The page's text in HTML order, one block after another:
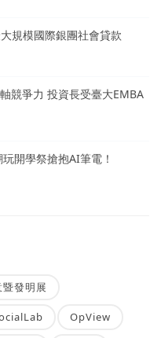
規模國際銀團社會貸款
競爭力 投資長受臺大EMBA
開學祭搶抱AI筆電！
發明展
OpView